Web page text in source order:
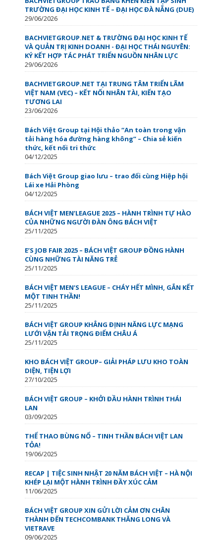
TRƯỜNG ĐẠI HỌC KINH TẾ – ĐẠI HỌC ĐÀ NẴNG (DUE)
29/06/2026
BACHVIETGROUP.NET & TRƯỜNG ĐẠI HỌC KINH TẾ
VÀ QUẢN TRỊ KINH DOANH - ĐẠI HỌC THÁI NGUYÊN:
KÝ KẾT HỢP TÁC PHÁT TRIỂN NGUỒN NHÂN LỰC
29/06/2026
BACHVIETGROUP.NET TẠI TRUNG TÂM TRIỂN LÃM
VIỆT NAM (VEC) – KẾT NỐI NHÂN TÀI, KIẾN TẠO
TƯƠNG LAI
23/06/2026
Bách Việt Group tại Hội thảo “An toàn trong vận
tải hàng hóa đường hàng không” – Chia sẻ kiến
thức, kết nối tri thức
04/12/2025
Bách Việt Group giao lưu – trao đổi cùng Hiệp hội
Lái xe Hải Phòng
04/12/2025
BÁCH VIỆT MEN’LEAGUE 2025 – HÀNH TRÌNH TỰ HÀO
CỦA NHỮNG NGƯỜI ĐÀN ÔNG BÁCH VIỆT
25/11/2025
E’S JOB FAIR 2025 – BÁCH VIỆT GROUP ĐỒNG HÀNH
CÙNG NHỮNG TÀI NĂNG TRẺ
25/11/2025
BÁCH VIỆT MEN’S LEAGUE – CHÁY HẾT MÌNH, GẮN KẾT
MỘT TINH THẦN!
25/11/2025
BÁCH VIỆT GROUP KHẲNG ĐỊNH NĂNG LỰC MẠNG
LƯỚI VẬN TẢI TRỌNG ĐIỂM CHÂU Á
25/11/2025
KHO BÁCH VIỆT GROUP– GIẢI PHÁP LƯU KHO TOÀN
DIỆN, TIỆN LỢI
27/10/2025
BÁCH VIỆT GROUP – KHỞI ĐẦU HÀNH TRÌNH THÁI
LAN
03/09/2025
THỂ THAO BÙNG NỔ – TINH THẦN BÁCH VIỆT LAN
TỎA!
19/06/2025
RECAP | TIỆC SINH NHẬT 20 NĂM BÁCH VIỆT – HÀ NỘI
KHÉP LẠI MỘT HÀNH TRÌNH ĐẦY XÚC CẢM
11/06/2025
BÁCH VIỆT GROUP XIN GỬI LỜI CẢM ƠN CHÂN
THÀNH ĐẾN TECHCOMBANK THĂNG LONG VÀ
VIETRAVE
09/06/2025